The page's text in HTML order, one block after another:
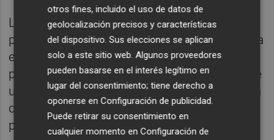
Las pesquisas practicadas a continuación
permitieron localizar 5.320 kilos de almendra
en el interior de un almacén, sito en la
pedanía abanillera de Barinas y propiedad de
un familiar de uno de los sospechosos, de la
que no pudieron acreditar su legal tenencia,
por lo que resultó intervenida.
otros fines, incluido el uso de datos de
geolocalización precisos y características
del dispositivo. Sus elecciones se aplican
solo a este sitio web. Algunos proveedores
pueden basarse en el interés legítimo en
lugar del consentimiento; tiene derecho a
oponerse enConfiguración de publicidad
Puede retirar su consentimiento en
cualquier momento enConfiguración de